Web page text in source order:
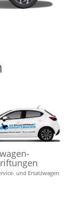
und Ersatzwagen